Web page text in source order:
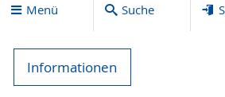
Menü Suche
Informationen